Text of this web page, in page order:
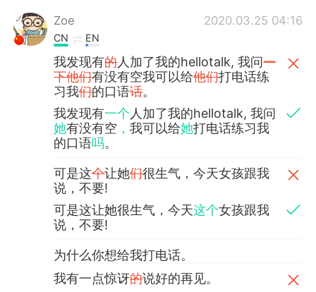
Italiano
Português
Zoe 2020.03.25 04:16
CN EN
我发现有的人加了我的hellotalk, 我问一
下他们有没有空我可以给他们打电话练
习我们的口语话。
我发现有一个 人加了我的hellotalk, 我问
她有没有空 ，我可以给她打电话练习我
的口语吗。
可是这个让她们很生气，今天女孩跟我
说，不要!
可是这让她很生气，今天这个女孩跟我
说，不要!
为什么你想给我打电话。
我有一点惊讶的说好的再见。